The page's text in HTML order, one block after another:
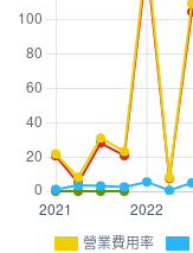
營業費用率